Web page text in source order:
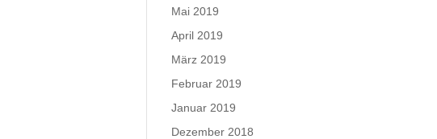
Mai 2019
April 2019
März 2019
Februar 2019
Januar 2019
Dezember 2018